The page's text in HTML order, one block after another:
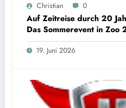
Christian 0
Auf Zeitreise durch 20
Das Sommerevent in Zoo
19. Juni 2026